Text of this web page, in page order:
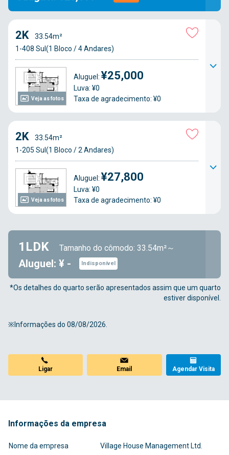
Veja as fotos
2K
33.54m²
1-408 Sul(1 Bloco / 4 Andares)
Aluguel: ¥25,000
Luva: ¥0
Taxa de agradecimento: ¥0
Veja as fotos
2K
33.54m²
1-205 Sul(1 Bloco / 2 Andares)
Aluguel: ¥27,800
Luva: ¥0
Taxa de agradecimento: ¥0
1LDK Tamanho do cômodo: 33.54m²～
Aluguel: ¥ - Indisponível
*Os detalhes do quarto serão apresentados assim que um quarto
estiver disponível.
※Informações do 08/08/2026.
Ligar Email Agendar Visita
Informações da empresa
Nome da empresa Village House Management Ltd.